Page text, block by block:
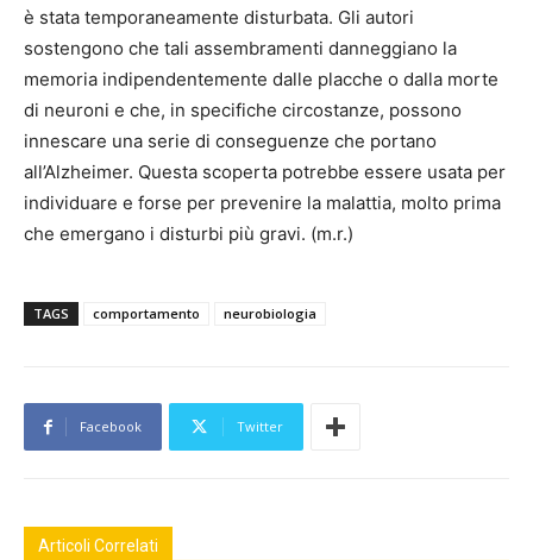
è stata temporaneamente disturbata. Gli autori
sostengono che tali assembramenti danneggiano la
memoria indipendentemente dalle placche o dalla morte
di neuroni e che, in specifiche circostanze, possono
innescare una serie di conseguenze che portano
all’Alzheimer. Questa scoperta potrebbe essere usata per
individuare e forse per prevenire la malattia, molto prima
che emergano i disturbi più gravi. (m.r.)
TAGS comportamento neurobiologia
Facebook Twitter
Articoli Correlati